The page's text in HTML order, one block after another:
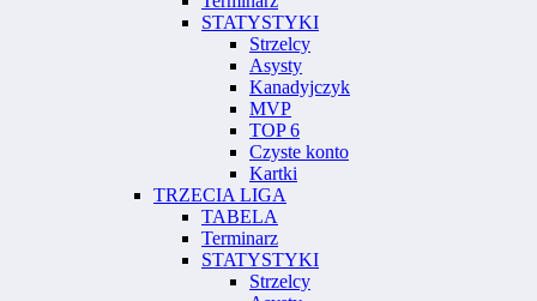
STATYSTYKI
Strzelcy
Asysty
Kanadyjczyk
MVP
TOP 6
Czyste konto
Kartki
TRZECIA LIGA
TABELA
Terminarz
STATYSTYKI
Strzelcy